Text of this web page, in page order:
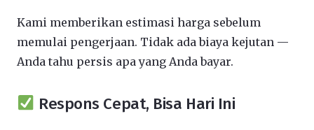
Kami memberikan estimasi harga sebelum
memulai pengerjaan. Tidak ada biaya kejutan —
Anda tahu persis apa yang Anda bayar.
Respons Cepat, Bisa Hari Ini